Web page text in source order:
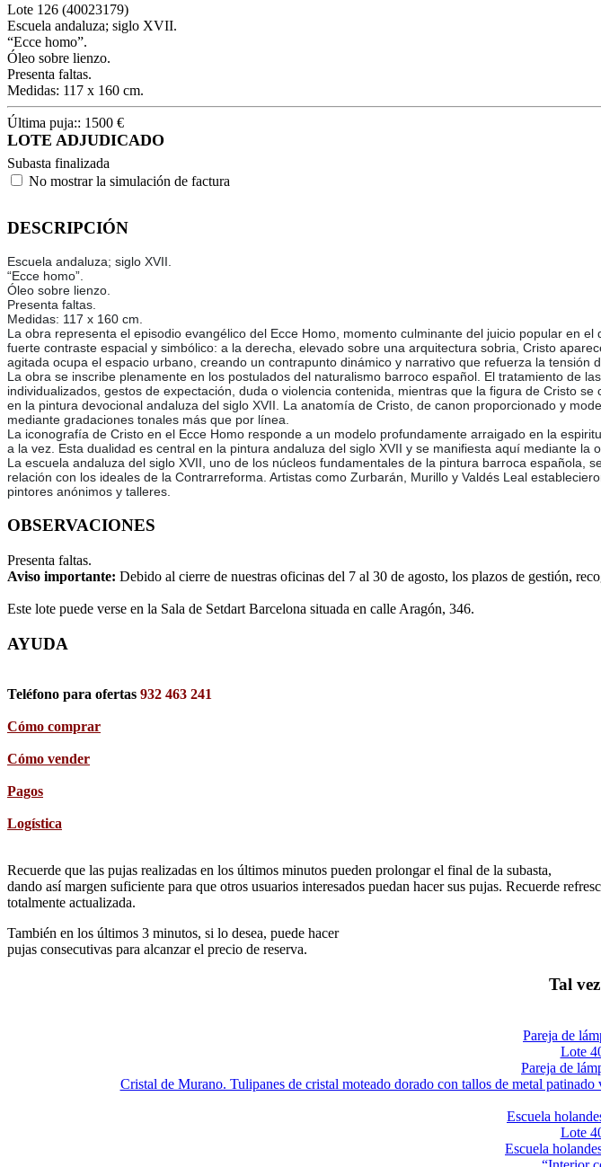
Lote 126 (40023179)
Escuela andaluza; siglo XVII.
“Ecce homo”.
Óleo sobre lienzo.
Presenta faltas.
Medidas: 117 x 160 cm.
Última puja:: 1500 €
LOTE ADJUDICADO
Subasta finalizada
No mostrar la simulación de factura
DESCRIPCIÓN
Escuela andaluza; siglo XVII.
“Ecce homo”.
Óleo sobre lienzo.
Presenta faltas.
Medidas: 117 x 160 cm.
La obra representa el episodio evangélico del Ecce Homo, momento culminante del juicio popular en
fuerte contraste espacial y simbólico: a la derecha, elevado sobre una arquitectura sobria, Cristo
agitada ocupa el espacio urbano, creando un contrapunto dinámico y narrativo que refuerza la tensión
La obra se inscribe plenamente en los postulados del naturalismo barroco español. El tratamiento de
individualizados, gestos de expectación, duda o violencia contenida, mientras que la figura de Cristo
en la pintura devocional andaluza del siglo XVII. La anatomía de Cristo, de canon proporcionado y
mediante gradaciones tonales más que por línea.
La iconografía de Cristo en el Ecce Homo responde a un modelo profundamente arraigado en la
a la vez. Esta dualidad es central en la pintura andaluza del siglo XVII y se manifiesta aquí mediante
La escuela andaluza del siglo XVII, uno de los núcleos fundamentales de la pintura barroca
relación con los ideales de la Contrarreforma. Artistas como Zurbarán, Murillo y Valdés Leal
pintores anónimos y talleres.
OBSERVACIONES
Presenta faltas.
Aviso importante: Debido al cierre de nuestras oficinas del 7 al 30 de agosto, los plazos de gestión,
Este lote puede verse en la Sala de Setdart Barcelona situada en calle Aragón, 346.
AYUDA
Teléfono para ofertas 932 463 241
Cómo comprar
Cómo vender
Pagos
Logística
Recuerde que las pujas realizadas en los últimos minutos pueden prolongar el final de la subasta,
dando así margen suficiente para que otros usuarios interesados puedan hacer sus pujas. Recuerde
totalmente actualizada.
También en los últimos 3 minutos, si lo desea, puede hacer
pujas consecutivas para alcanzar el precio de reserva.
Tal
Pareja de
Lote
Pareja de
Cristal de Murano. Tulipanes de cristal moteado dorado con tallos de metal
Escuela
Lote
Escuela